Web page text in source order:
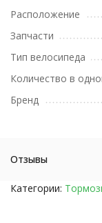
Расположение
Запчасти
Тип велосипеда
Количество в
Бренд
Отзывы
Категории: